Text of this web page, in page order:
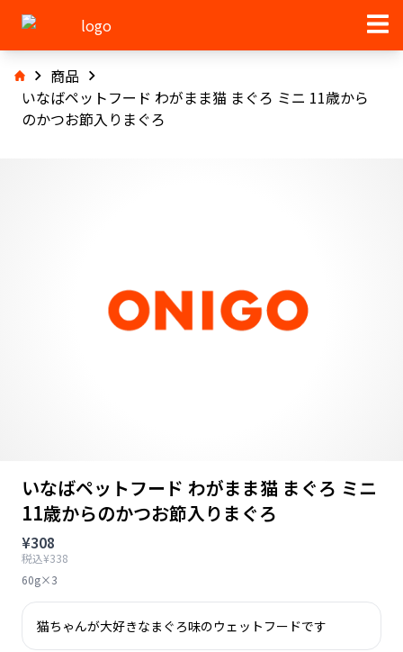
商品
いなばペットフード わがまま猫 まぐろ ミニ 11歳から
のかつお節入りまぐろ
いなばペットフード わがまま猫 まぐろ ミニ
11歳からのかつお節入りまぐろ
¥308
税込¥338
60g×3
猫ちゃんが大好きなまぐろ味のウェットフードです